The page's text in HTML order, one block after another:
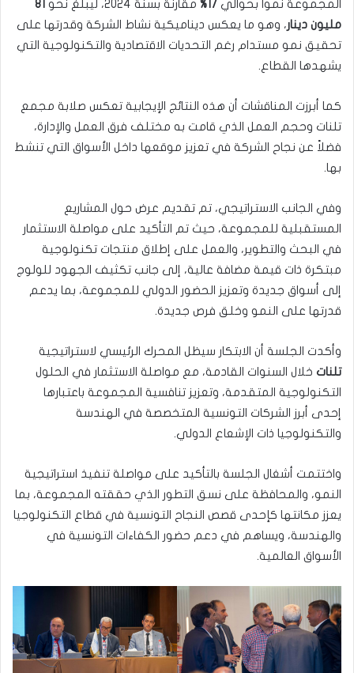
المجموعة نمواً بحوالي 17% مقارنة بسنة 2024، ليبلغ نحو
81
مليون دينار، وهو ما يعكس ديناميكية نشاط الشركة وقدرتها على
تحقيق نمو مستدام رغم التحديات الاقتصادية والتكنولوجية التي
يشهدها القطاع.
كما أبرزت المناقشات أن هذه النتائج الإيجابية تعكس صلابة مجمع
تلنات وحجم العمل الذي قامت به مختلف فرق العمل والإدارة،
فضلاً عن نجاح الشركة في تعزيز موقعها داخل الأسواق التي تنشط
بها.
وفي الجانب الاستراتيجي، تم تقديم عرض حول المشاريع
المستقبلية للمجموعة، حيث تم التأكيد على مواصلة الاستثمار
في البحث والتطوير، والعمل على إطلاق منتجات تكنولوجية
مبتكرة ذات قيمة مضافة عالية، إلى جانب تكثيف الجهود للولوج
إلى أسواق جديدة وتعزيز الحضور الدولي للمجموعة، بما يدعم
قدرتها على النمو وخلق فرص جديدة.
وأكدت الجلسة أن الابتكار سيظل المحرك الرئيسي لاستراتيجية
تلنات خلال السنوات القادمة، مع مواصلة الاستثمار في الحلول
التكنولوجية المتقدمة، وتعزيز تنافسية المجموعة باعتبارها
إحدى أبرز الشركات التونسية المتخصصة في الهندسة
والتكنولوجيا ذات الإشعاع الدولي.
واختتمت أشغال الجلسة بالتأكيد على مواصلة تنفيذ استراتيجية
النمو، والمحافظة على نسق التطور الذي حققته المجموعة، بما
يعزز مكانتها كإحدى قصص النجاح التونسية في قطاع التكنولوجيا
والهندسة، ويساهم في دعم حضور الكفاءات التونسية في
الأسواق العالمية.